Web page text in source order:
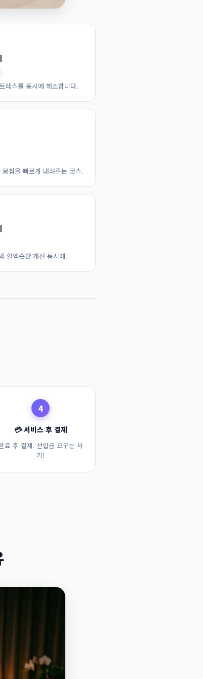
레스를 동시에 해소합니다.
침을 빠르게 내려주는 코스.
혈액순환 개선 동시에.
4
💳 서비스 후 결제
료 후 결제. 선입금 요구는 사
기!